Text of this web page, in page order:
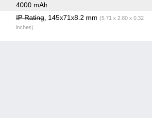
4000 mAh
IP Rating, 145x71x8.2 mm (5.71 x 2.80 x 0.32
inches)